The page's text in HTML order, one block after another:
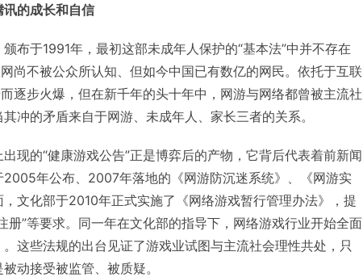
的成长和自信
布于1991年，最初这部未成年人保护的“基本法”中并不存在
尚不被公众所认知、但如今中国已有数亿的网民。依托于互联
逐步火爆，但在新千年的头十年中，网游与网络都曾被主流社
冲的矛盾来自于网游、未成年人、家长三者的关系。
现的“健康游戏公告”正是博弈后的产物，它背后代表着前新闻
年公布、2007年落地的《网游防沉迷系统》、《网游实
文化部于2010年正式实施了《网络游戏暂行管理办法》，提
册”等要求。同一年在文化部的指导下，网络游戏行业开始全面
这些法规的出台见证了游戏业试图与主流社会理性共处，只
动接受被监管、被质疑。